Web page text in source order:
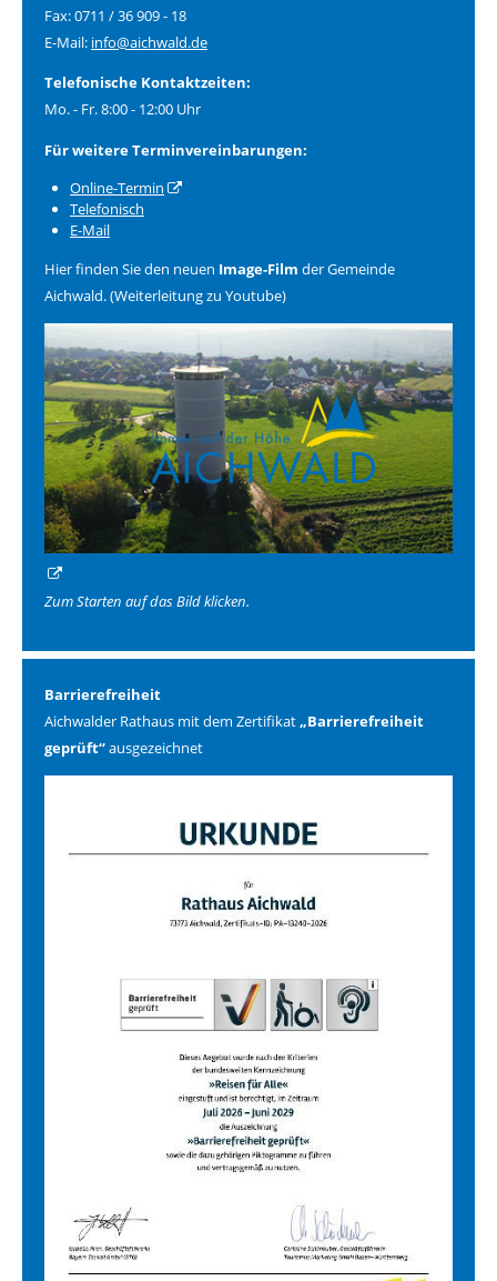
Fax: 0711 / 36 909 - 18
E-Mail: info@aichwald.de
Telefonische Kontaktzeiten:
Mo. - Fr. 8:00 - 12:00 Uhr
Für weitere Terminvereinbarungen:
Online-Termin
Telefonisch
E-Mail
Hier finden Sie den neuen Image-Film der Gemeinde
Aichwald. (Weiterleitung zu Youtube)
Zum Starten auf das Bild klicken.
Barrierefreiheit
Aichwalder Rathaus mit dem Zertifikat„Barrierefreiheit
geprüft“ausgezeichnet